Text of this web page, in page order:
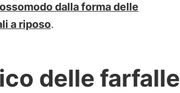
dalla forma delle
a riposo.
delle farfalle